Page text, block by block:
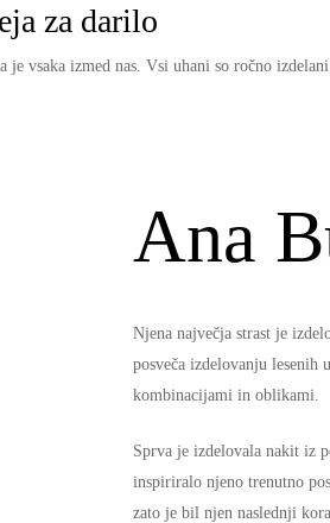
za darilo
je vsaka izmed nas. Vsi uhani so ročno
Ana
Njena največja strast je
posveča izdelovanju lesenih
kombinacijami in oblikami.
Sprva je izdelovala nakit iz
inspiriralo njeno trenutno
zato je bil njen naslednji